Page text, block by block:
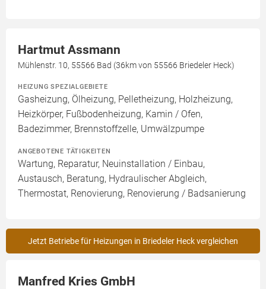
Hartmut Assmann
Mühlenstr. 10, 55566 Bad (36km von 55566 Briedeler Heck)
HEIZUNG SPEZIALGEBIETE
Gasheizung, Ölheizung, Pelletheizung, Holzheizung,
Heizkörper, Fußbodenheizung, Kamin / Ofen,
Badezimmer, Brennstoffzelle, Umwälzpumpe
ANGEBOTENE TÄTIGKEITEN
Wartung, Reparatur, Neuinstallation / Einbau,
Austausch, Beratung, Hydraulischer Abgleich,
Thermostat, Renovierung, Renovierung / Badsanierung
Jetzt Betriebe für Heizungen in Briedeler Heck vergleichen
Manfred Kries GmbH